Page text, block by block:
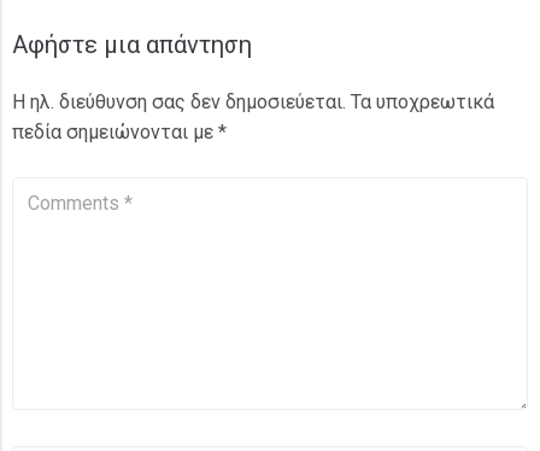
Αφήστε μια απάντηση
Η ηλ. διεύθυνση σας δεν δημοσιεύεται. Τα υποχρεωτικά
πεδία σημειώνονται με *